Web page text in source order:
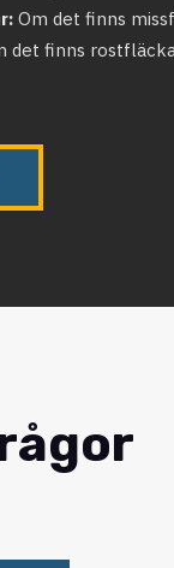
Om det finns
det finns